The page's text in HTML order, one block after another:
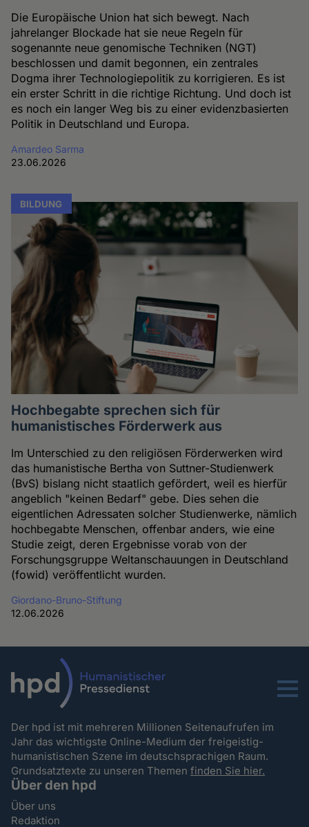
Die Europäische Union hat sich bewegt. Nach
jahrelanger Blockade hat sie neue Regeln für
sogenannte neue genomische Techniken (NGT)
beschlossen und damit begonnen, ein zentrales
Dogma ihrer Technologiepolitik zu korrigieren. Es ist
ein erster Schritt in die richtige Richtung. Und doch ist
es noch ein langer Weg bis zu einer evidenzbasierten
Politik in Deutschland und Europa.
Amardeo Sarma
23.06.2026
BILDUNG
Hochbegabte sprechen sich für
humanistisches Förderwerk aus
Im Unterschied zu den religiösen Förderwerken wird
das humanistische Bertha von Suttner-Studienwerk
(BvS) bislang nicht staatlich gefördert, weil es hierfür
angeblich "keinen Bedarf" gebe. Dies sehen die
eigentlichen Adressaten solcher Studienwerke, nämlich
hochbegabte Menschen, offenbar anders, wie eine
Studie zeigt, deren Ergebnisse vorab von der
Forschungsgruppe Weltanschauungen in Deutschland
(fowid) veröffentlicht wurden.
Giordano-Bruno-Stiftung
12.06.2026
Menu
Der hpd ist mit mehreren Millionen Seitenaufrufen im
Jahr das wichtigste Online-Medium der freigeistig-
humanistischen Szene im deutschsprachigen Raum.
Grundsatztexte zu unseren Themenfinden Sie hier.
Über den hpd
Über uns
Redaktion